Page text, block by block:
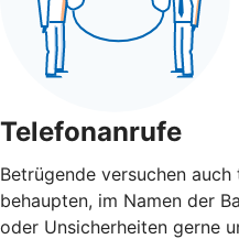
Telefonanrufe
Betrügende versuchen
behaupten, im Namen der
oder Unsicherheiten gerne